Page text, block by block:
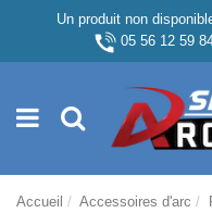
Un produit non
05 56 12 59
Accueil Accessoires d'arc